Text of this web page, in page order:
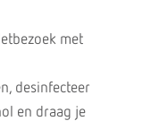
met
desinfecteer
en draag je